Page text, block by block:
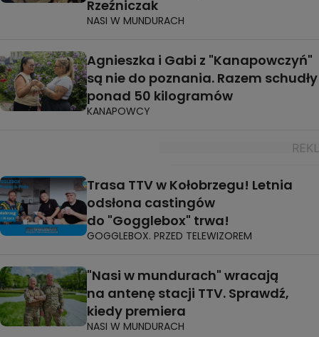
Rzeźniczak
NASI W MUNDURACH
Agnieszka i Gabi z "Kanapowczyń"
są nie do poznania. Razem schudły
ponad 50 kilogramów
KANAPOWCY
Trasa TTV w Kołobrzegu! Letnia
odsłona castingów
do "Gogglebox" trwa!
GOGGLEBOX. PRZED TELEWIZOREM
"Nasi w mundurach" wracają
na antenę stacji TTV. Sprawdź,
kiedy premiera
NASI W MUNDURACH